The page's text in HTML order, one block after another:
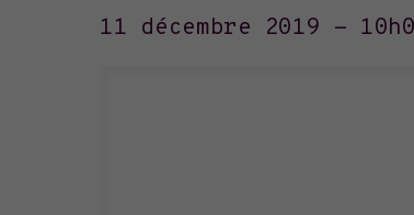
11 décembre 2019 -